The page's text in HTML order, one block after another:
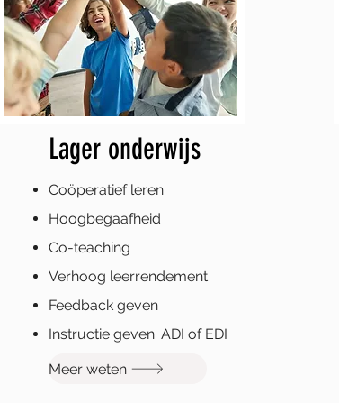
Lager onderwijs
Coöperatief leren
Hoogbegaafheid
Co-teaching
Verhoog leerrendement
Feedback geven
Instructie geven: ADI of EDI
Meer weten